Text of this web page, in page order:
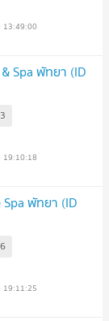
Spa พัทยา (ID
3
พัทยา (ID
6